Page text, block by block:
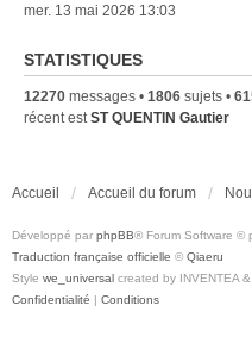
mer. 13 mai 2026 13:03
STATISTIQUES
12270 messages • 1806 sujets •
récent est ST QUENTIN Gautier
Accueil Accueil du forum
Développé par phpBB® Forum Software ©
Traduction française officielle © Qiaeru
Style we_universal created by INVENTEA
Confidentialité | Conditions